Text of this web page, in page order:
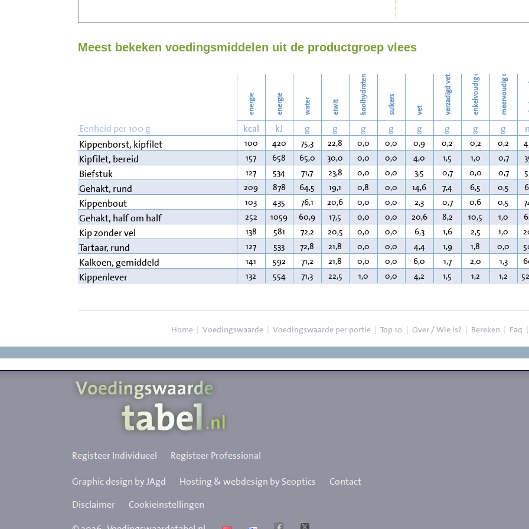
Wassen
Meest bekeken voedingsmiddelen uit de productgroep vlees
energie energie water eiwit koolhydraten suikers vet verzadigd vet enkelvoudig onverzadigd vet meervoudig onverzadigd vet
Eenheid per 100 g kcal kJ g g g g g g g g
Kippenborst, kipfilet
100 420 75,3 22,8 0,0 0,0 0,9 0,2 0,2 0,2
Kipfilet, bereid 157 658 65,0 30,0 0,0 0,0 4,0 1,5 1,0 0,7
Biefstuk 127 534 71,7 23,8 0,0 0,0 3,5 0,7 0,0 0,7
Gehakt, rund 209 878 64,5 19,1 0,8 0,0 14,6 7,4 6,5 0,5
Kippenbout 103 435 76,1 20,6 0,0 0,0 2,3 0,7 0,6 0,5
Gehakt, half om half 252 1059 60,9 17,5 0,0 0,0 20,6 8,2 10,5 1,0
Kip zonder vel 138 581 72,2 20,5 0,0 0,0 6,3 1,6 2,5 1,0
Tartaar, rund 127 533 72,8 21,8 0,0 0,0 4,4 1,9 1,8 0,0
Kalkoen, gemiddeld 141 592 71,2 21,8 0,0 0,0 6,0 1,7 2,0 1,3
Kippenlever 132 554 71,3 22,5 1,0 0,0 4,2 1,5 1,2 1,2
Home | Voedingswaarde | Voedingswaarde per portie | Top 10 | Over / Wie is? | Bereken | Faq |
Registeer Individueel Registeer Professional
Graphic design by JAgd Hosting & webdesign by Seoptics
Contact
Disclaimer
Cookieinstellingen